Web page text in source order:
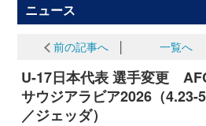
ニュース
前の記事へ 一覧へ
U-17日本代表 選手変更
サウジアラビア2026（4.23-
／ジェッダ）